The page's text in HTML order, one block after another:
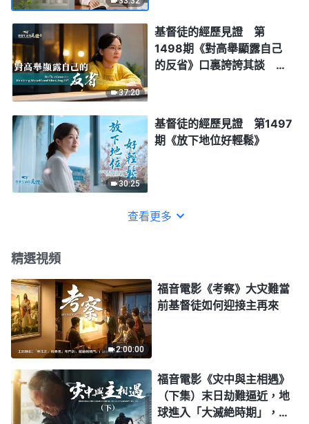
37:20
基督徒的經歷見證 第
1498期《對高舉顯露自己
的反省》口裏誇誇其談 心
30:25
基督徒的經歷見證 第1497
期《放下地位好輕鬆》
查看更多
精選視頻
2:00:00
福音電影《考察》大灾難當
前基督徒如何迎接主再來
福音電影《灾中與主相遇》
（下集）末日劫難逼近，地
球進入「大滅絶時期」，人